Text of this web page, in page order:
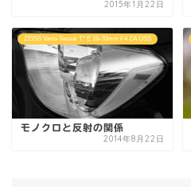
2015年1月22日
ZEISS Vario-Tessar T* E 16-70mm F4 ZA OSS
モノクロと反射の関係
2014年8月22日